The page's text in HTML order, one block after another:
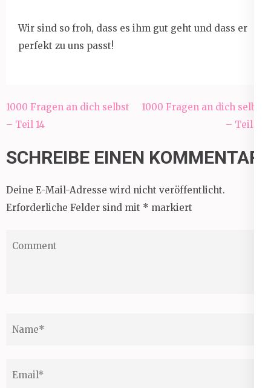
Wir sind so froh, dass es ihm gut geht und dass er
perfekt zu uns passt!
Beitragsnavigation
1000 Fragen an dich selbst
– Teil 14
1000 Fragen an dich selbst
– Teil 15
SCHREIBE EINEN KOMMENTAR
Deine E-Mail-Adresse wird nicht veröffentlicht.
Erforderliche Felder sind mit * markiert